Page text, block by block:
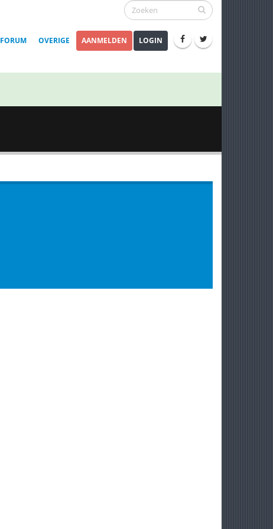
FORUM OVERIGE AANMELDEN LOGIN